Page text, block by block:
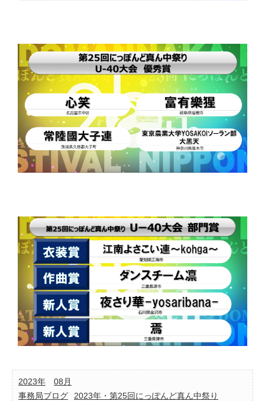
2023年
08月
事務局ブログ
2023年・第25回にっぽんど真ん中祭り